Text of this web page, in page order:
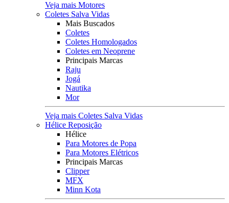
Veja mais Motores
Coletes Salva Vidas
Mais Buscados
Coletes
Coletes Homologados
Coletes em Neoprene
Principais Marcas
Raju
Jogá
Nautika
Mor
Veja mais Coletes Salva Vidas
Hélice Reposição
Hélice
Para Motores de Popa
Para Motores Elétricos
Principais Marcas
Clipper
MFX
Minn Kota